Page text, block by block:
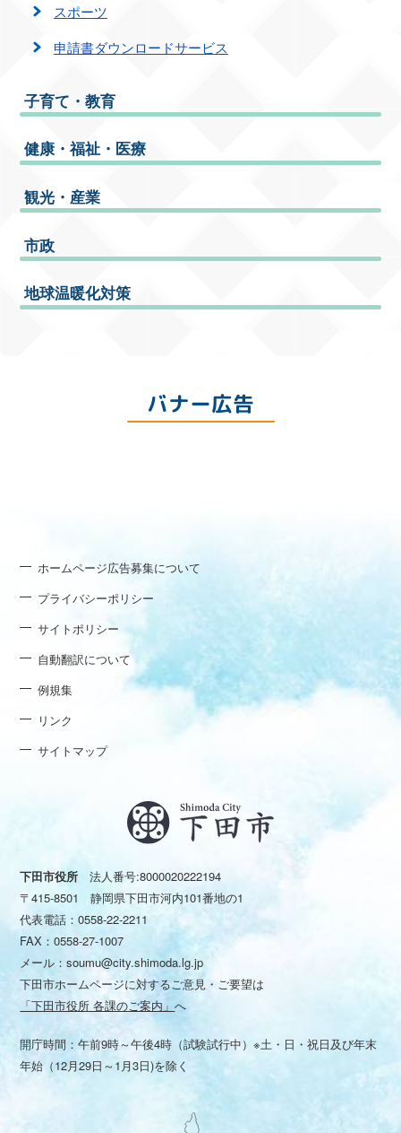
スポーツ
申請書ダウンロードサービス
子育て・教育
健康・福祉・医療
観光・産業
市政
地球温暖化対策
バナー広告
ホームページ広告募集について
プライバシーポリシー
サイトポリシー
自動翻訳について
例規集
リンク
サイトマップ
下田市役所 法人番号:8000020222194
〒415-8501 静岡県下田市河内101番地の1
代表電話：0558-22-2211
FAX：0558-27-1007
メール：soumu@city.shimoda.lg.jp
下田市ホームページに対するご意見・ご要望は
「下田市役所 各課のご案内」へ
開庁時間：午前9時～午後4時（試験試行中）※土・日・祝日及び年末
年始（12月29日～1月3日)を除く